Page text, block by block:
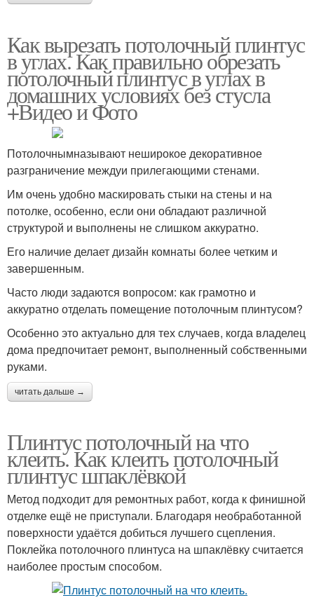
Как вырезать потолочный плинтус
в углах. Как правильно обрезать
потолочный плинтус в углах в
домашних условиях без стусла
+Видео и Фото
Потолочнымназывают неширокое декоративное
разграничение междуи прилегающими стенами.
Им очень удобно маскировать стыки на стены и на
потолке, особенно, если они обладают различной
структурой и выполнены не слишком аккуратно.
Его наличие делает дизайн комнаты более четким и
завершенным.
Часто люди задаются вопросом: как грамотно и
аккуратно отделать помещение потолочным плинтусом?
Особенно это актуально для тех случаев, когда владелец
дома предпочитает ремонт, выполненный собственными
руками.
читать дальше →
Плинтус потолочный на что
клеить. Как клеить потолочный
плинтус шпаклёвкой
Метод подходит для ремонтных работ, когда к финишной
отделке ещё не приступали. Благодаря необработанной
поверхности удаётся добиться лучшего сцепления.
Поклейка потолочного плинтуса на шпаклёвку считается
наиболее простым способом.